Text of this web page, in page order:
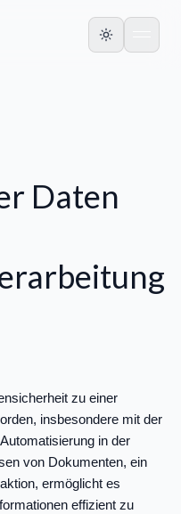
Daten
zu einer
insbesondere mit der
in der
von Dokumenten, ein
ermöglicht es
effizient zu